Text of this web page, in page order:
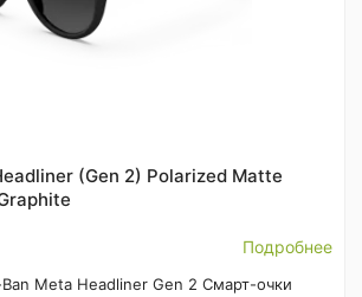
(Gen 2) Polarized Matte
Подробнее
Meta Headliner Gen 2 Смарт-очки